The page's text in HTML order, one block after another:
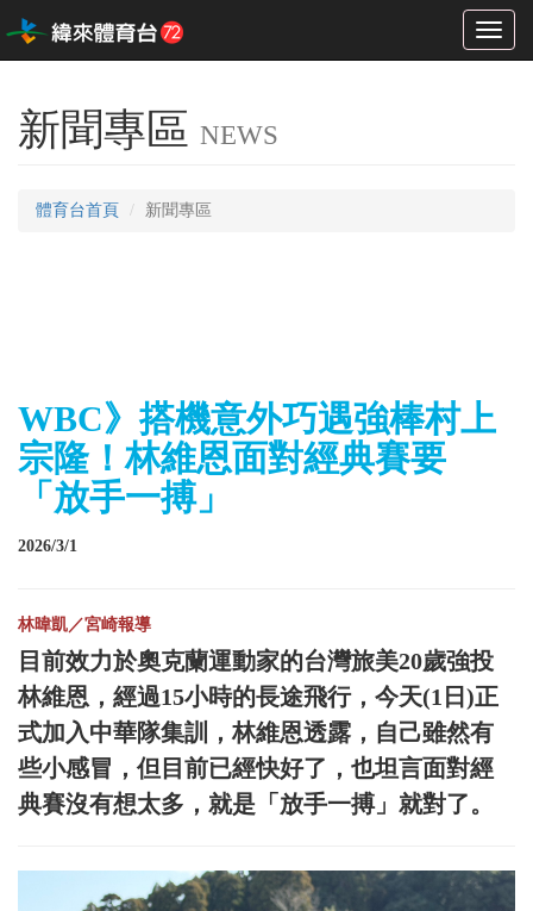
Toggle
新聞專區 NEWS
體育台首頁 新聞專區
WBC》搭機意外巧遇強棒村上
宗隆！林維恩面對經典賽要
「放手一搏」
2026/3/1
林暐凱／宮崎報導
目前效力於奧克蘭運動家的台灣旅美20歲強投
林維恩，經過15小時的長途飛行，今天(1日)正
式加入中華隊集訓，林維恩透露，自己雖然有
些小感冒，但目前已經快好了，也坦言面對經
典賽沒有想太多，就是「放手一搏」就對了。